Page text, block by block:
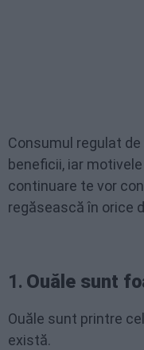
Consumul regulat
beneficii, iar
continuare te vor
regăsească în orice
1. Ouăle sunt
Ouăle sunt printre
există.